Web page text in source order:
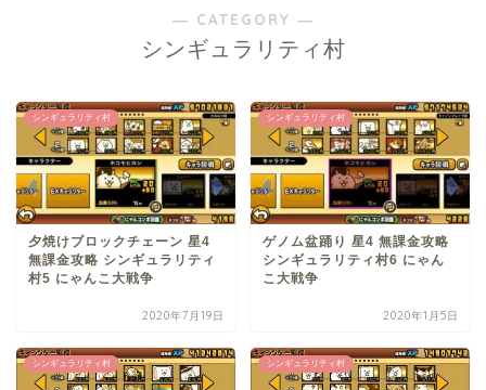
― CATEGORY ―
シンギュラリティ村
シンギュラリティ村
夕焼けブロックチェーン 星4
無課金攻略 シンギュラリティ
村5 にゃんこ大戦争
2020年7月19日
シンギュラリティ村
ゲノム盆踊り 星4 無課金攻略
シンギュラリティ村6 にゃん
こ大戦争
2020年1月5日
シンギュラリティ村 シンギュラリティ村